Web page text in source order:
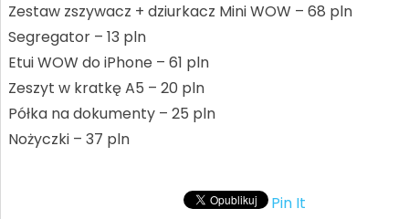
Zestaw zszywacz + dziurkacz Mini WOW – 68 pln
Segregator – 13 pln
Etui WOW do iPhone – 61 pln
Zeszyt w kratkę A5 – 20 pln
Półka na dokumenty – 25 pln
Nożyczki – 37 pln
Pin It